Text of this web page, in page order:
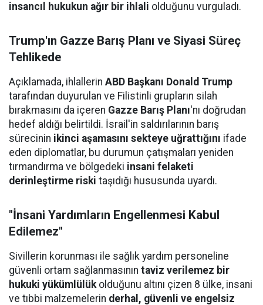
insancıl hukukun ağır bir ihlali olduğunu vurguladı.
Trump'ın Gazze Barış Planı ve Siyasi Süreç
Tehlikede
Açıklamada, ihlallerin ABD Başkanı Donald Trump
tarafından duyurulan ve Filistinli grupların silah
bırakmasını da içeren Gazze Barış Planı'nı doğrudan
hedef aldığı belirtildi. İsrail'in saldırılarının barış
sürecinin ikinci aşamasını sekteye uğrattığını ifade
eden diplomatlar, bu durumun çatışmaları yeniden
tırmandırma ve bölgedeki insani felaketi
derinleştirme riski taşıdığı hususunda uyardı.
"İnsani Yardımların Engellenmesi Kabul
Edilemez"
Sivillerin korunması ile sağlık yardım personeline
güvenli ortam sağlanmasının taviz verilemez bir
hukuki yükümlülükolduğunu altını çizen 8 ülke, insani
ve tıbbi malzemelerin derhal, güvenli ve engelsiz